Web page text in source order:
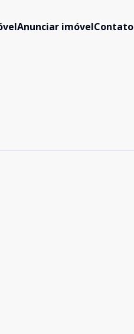
Anunciar imóvelContato